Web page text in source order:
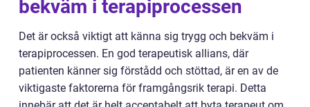
bekväm i terapiprocessen
Det är också viktigt att känna sig trygg och bekväm i
terapiprocessen. En god terapeutisk allians, där
patienten känner sig förstådd och stöttad, är en av de
viktigaste faktorerna för framgångsrik terapi. Detta